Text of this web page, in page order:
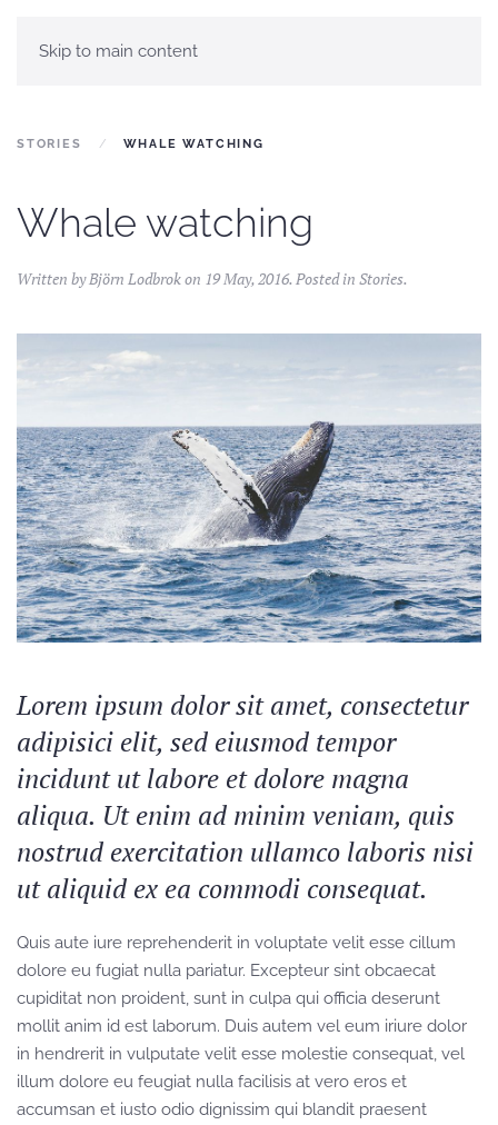
Skip to main content
STORIES WHALE WATCHING
Whale watching
Written by Björn Lodbrok on 19 May, 2016. Posted in Stories.
Lorem ipsum dolor sit amet, consectetur
adipisici elit, sed eiusmod tempor
incidunt ut labore et dolore magna
aliqua. Ut enim ad minim veniam, quis
nostrud exercitation ullamco laboris nisi
ut aliquid ex ea commodi consequat.
Quis aute iure reprehenderit in voluptate velit esse cillum
dolore eu fugiat nulla pariatur. Excepteur sint obcaecat
cupiditat non proident, sunt in culpa qui officia deserunt
mollit anim id est laborum. Duis autem vel eum iriure dolor
in hendrerit in vulputate velit esse molestie consequat, vel
illum dolore eu feugiat nulla facilisis at vero eros et
accumsan et iusto odio dignissim qui blandit praesent